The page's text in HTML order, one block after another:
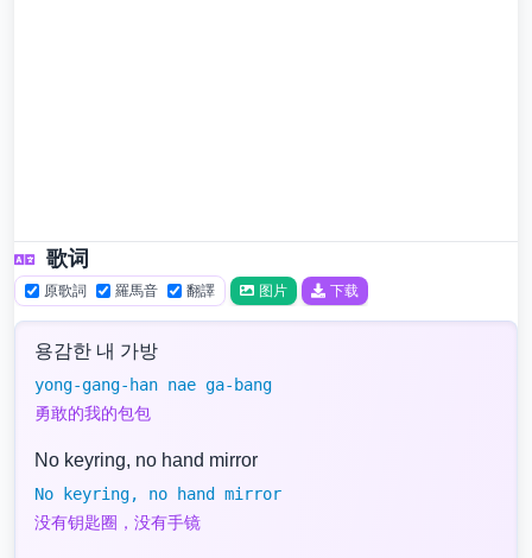
歌词
原歌詞 羅馬音 翻譯 图片 下载
용감한 내 가방
yong-gang-han nae ga-bang
勇敢的我的包包
No keyring, no hand mirror
No keyring, no hand mirror
没有钥匙圈，没有手镜